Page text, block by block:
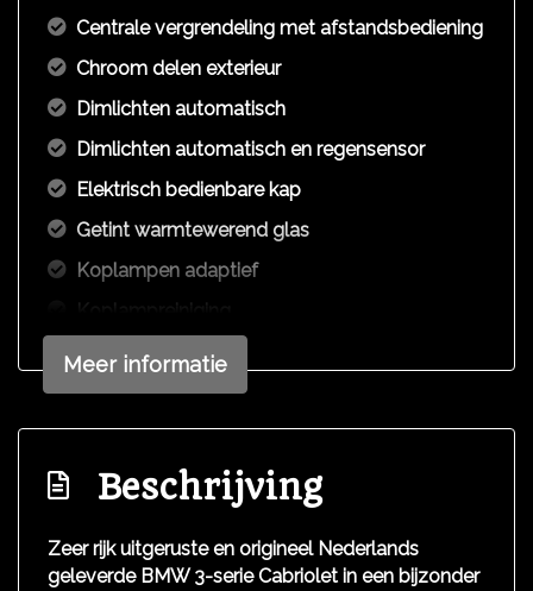
Centrale vergrendeling met afstandsbediening
Chroom delen exterieur
Dimlichten automatisch
Dimlichten automatisch en regensensor
Elektrisch bedienbare kap
Getint warmtewerend glas
Koplampen adaptief
Koplampreiniging
Lichtmetalen velgen 17"
Metaalkleur
Mistlampen voor
Parkeersensor achter
Ruitensproeiers/wisserbladen verwarmbaar
Xenon koplampen
Meer informatie
Beschrijving
Zeer rijk uitgeruste en origineel Nederlands
geleverde BMW 3-serie Cabriolet in een bijzonder